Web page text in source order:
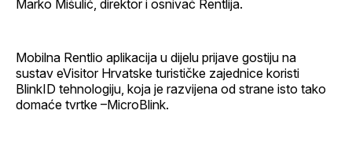
Marko Mišulić, direktor i osnivač Rentlija.
Mobilna Rentlio aplikacija u dijelu prijave gostiju na
sustav eVisitor Hrvatske turističke zajednice koristi
BlinkID tehnologiju, koja je razvijena od strane isto tako
domaće tvrtke –MicroBlink.